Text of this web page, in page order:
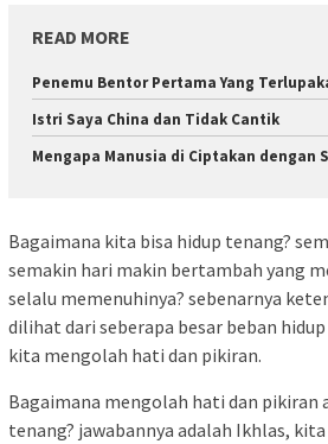
READ MORE
Penemu Bentor Pertama Yang
Istri Saya China dan Tidak Cantik
Mengapa Manusia di Ciptakan dengan
Bagaimana kita bisa hidup tenang?
semakin hari makin bertambah yang
selalu memenuhinya? sebenarnya
dilihat dari seberapa besar beban
kita mengolah hati dan pikiran.
Bagaimana mengolah hati dan pikiran
tenang? jawabannya adalah Ikhlas,